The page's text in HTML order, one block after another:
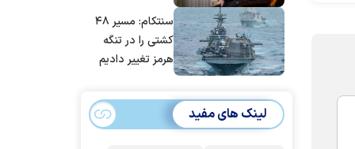
مردم ایران استسنتکام: مسیر ۴۸
کشتی را در تنگه
هرمز تغییر دادیم
لینک های مفید